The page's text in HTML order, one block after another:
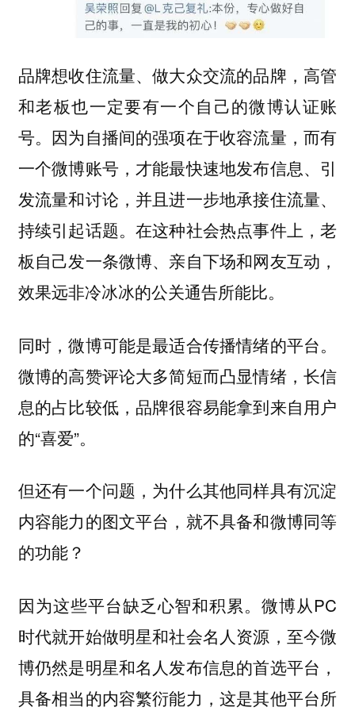
品牌想收住流量、做大众交流的品牌，高管
和老板也一定要有一个自己的微博认证账
号。因为自播间的强项在于收容流量，而有
一个微博账号，才能最快速地发布信息、引
发流量和讨论，并且进一步地承接住流量、
持续引起话题。在这种社会热点事件上，老
板自己发一条微博、亲自下场和网友互动，
效果远非冷冰冰的公关通告所能比。
同时，微博可能是最适合传播情绪的平台。
微博的高赞评论大多简短而凸显情绪，长信
息的占比较低，品牌很容易能拿到来自用户
的“喜爱”。
但还有一个问题，为什么其他同样具有沉淀
内容能力的图文平台，就不具备和微博同等
的功能？
因为这些平台缺乏心智和积累。微博从PC
时代就开始做明星和社会名人资源，至今微
博仍然是明星和名人发布信息的首选平台，
具备相当的内容繁衍能力，这是其他平台所